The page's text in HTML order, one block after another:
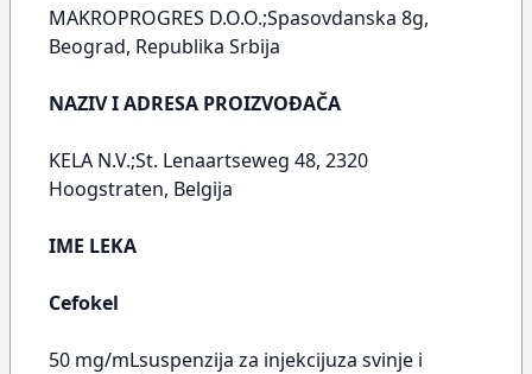
MAKROPROGRES D.O.O.;Spasovdanska 8g,
Beograd, Republika Srbija
NAZIV I ADRESA PROIZVOĐAČA
KELA N.V.;St. Lenaartseweg 48, 2320
Hoogstraten, Belgija
IME LEKA
Cefokel
50 mg/mLsuspenzija za injekcijuza svinje i